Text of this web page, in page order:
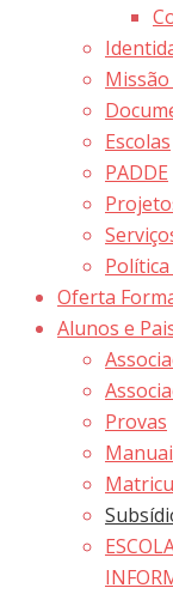
Escolas
PADDE
Oferta
Alunos e
Provas